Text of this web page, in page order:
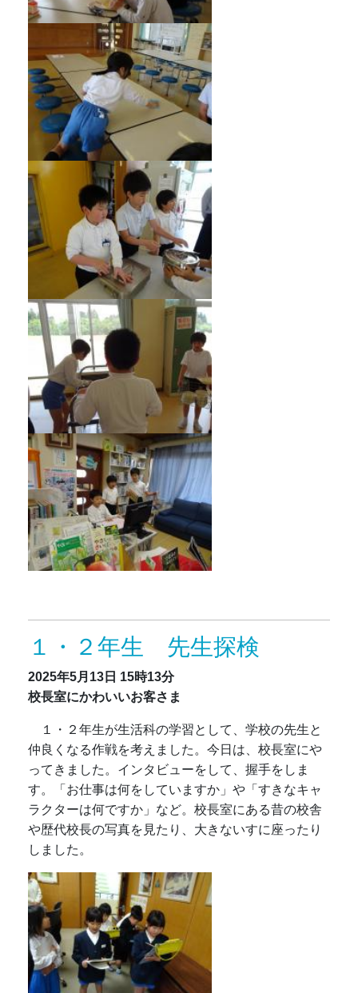
１・２年生 先生探検
2025年5月13日 15時13分
校長室にかわいいお客さま
１・２年生が生活科の学習として、学校の先生と
仲良くなる作戦を考えました。今日は、校長室にや
ってきました。 インタビューをして、握手をしま
す。「お仕事は何をしていますか」や「すきなキャ
ラクターは何ですか」など。校長室にある昔の校舎
や歴代校長の写真を見たり、大きないすに座ったり
しました。